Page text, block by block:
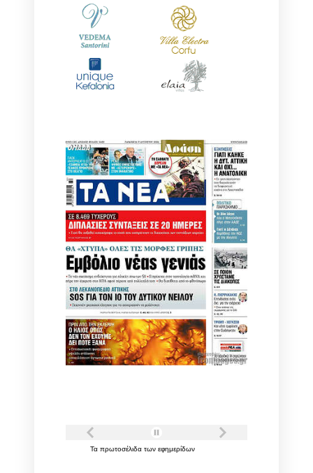
Τα πρωτοσέλιδα των εφημερίδων